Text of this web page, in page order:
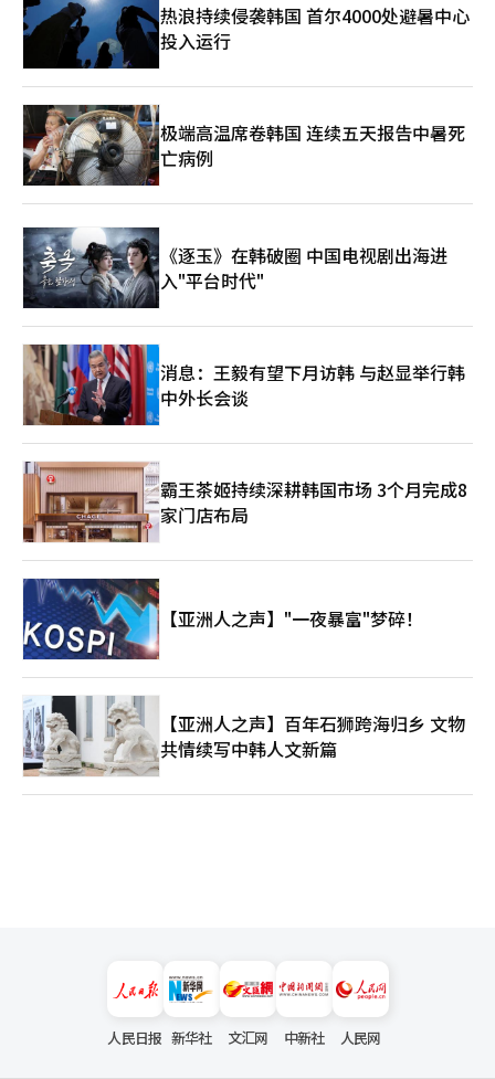
热浪持续侵袭韩国 首尔4000处避暑中心
投入运行
极端高温席卷韩国 连续五天报告中暑死
亡病例
《逐玉》在韩破圈 中国电视剧出海进
入"平台时代"
消息：王毅有望下月访韩 与赵显举行韩
中外长会谈
霸王茶姬持续深耕韩国市场 3个月完成8
家门店布局
【亚洲人之声】"一夜暴富"梦碎！
【亚洲人之声】百年石狮跨海归乡 文物
共情续写中韩人文新篇
人民日报 新华社 文汇网 中新社 人民网